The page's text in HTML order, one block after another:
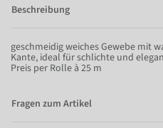
Beschreibung
geschmeidig weiches Gewebe mit
Kante, ideal für schlichte und
Preis per Rolle à 25 m
Fragen zum Artikel